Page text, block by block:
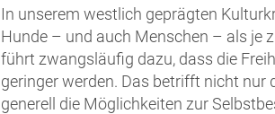
In unserem westlich geprägten
Hunde – und auch Menschen – als je
führt zwangsläufig dazu, dass die
geringer werden. Das betrifft nicht nur
generell die Möglichkeiten zur